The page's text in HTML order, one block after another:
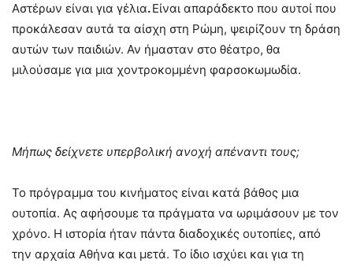
Αστέρων είναι για γέλια.Είναι απαράδεκτο που αυτοί που
προκάλεσαν αυτά τα αίσχη στη Ρώμη, ψειρίζουν τη δράση
αυτών των παιδιών. Αν ήμασταν στο θέατρο, θα
μιλούσαμε για μια χοντροκομμένη φαρσοκωμωδία.
Μήπως δείχνετε υπερβολική ανοχή απέναντι τους;
Το πρόγραμμα του κινήματος είναι κατά βάθος μια
ουτοπία. Ας αφήσουμε τα πράγματα να ωριμάσουν με τον
χρόνο. Η ιστορία ήταν πάντα διαδοχικές ουτοπίες, από
την αρχαία Αθήνα και μετά. Το ίδιο ισχύει και για τη